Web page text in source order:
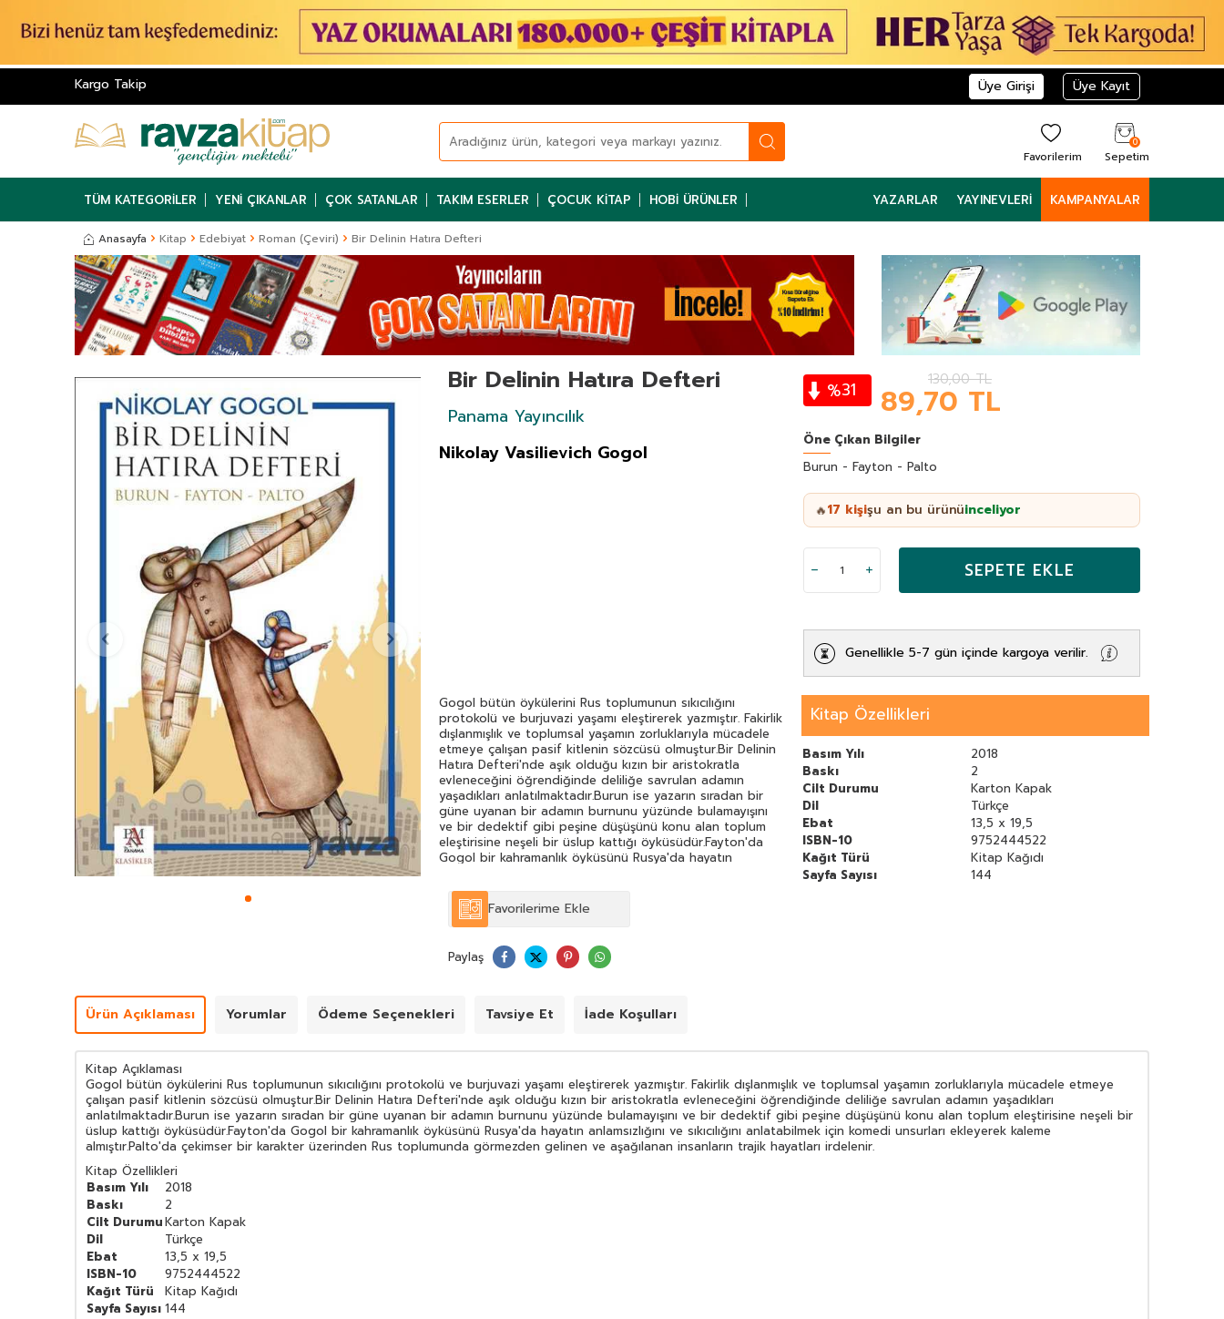
Kargo Takip Üye Girişi Üye Kayıt
Favorilerim
0
Sepetim
TÜM KATEGORILER YENI ÇIKANLAR ÇOK SATANLAR TAKIM ESERLER ÇOCUK KITAP HOBI ÜRÜNLER YAZARLAR YAYINEVLERI KAMPANYALAR
Anasayfa Kitap Edebiyat Roman (Çeviri) Bir Delinin Hatıra Defteri
Bir Delinin Hatıra Defteri
Panama Yayıncılık
Nikolay Vasilievich Gogol
%31 130,00TL
89,70 TL
Öne Çıkan Bilgiler
Burun - Fayton - Palto
🔥17 kişişu an bu ürünüinceliyor
SEPETE EKLE
Genellikle 5-7 gün içinde kargoya verilir.
Gogol bütün öykülerini Rus toplumunun sıkıcılığını
protokolü ve burjuvazi yaşamı eleştirerek yazmıştır. Fakirlik
dışlanmışlık ve toplumsal yaşamın zorluklarıyla mücadele
etmeye çalışan pasif kitlenin sözcüsü olmuştur.Bir Delinin
Hatıra Defteri'nde aşık olduğu kızın bir aristokratla
evleneceğini öğrendiğinde deliliğe savrulan adamın
yaşadıkları anlatılmaktadır.Burun ise yazarın sıradan bir
güne uyanan bir adamın burnunu yüzünde bulamayışını
ve bir dedektif gibi peşine düşüşünü konu alan toplum
eleştirisine neşeli bir üslup kattığı öyküsüdür.Fayton'da
Gogol bir kahramanlık öyküsünü Rusya'da hayatın
unsurları ekleyerek kaleme almıştır.Palto'da çekimser bir
karakter üzerinden Rus toplumunda görmezden gelinen
ve aşağılanan insanların trajik hayatları irdelenir.
Kitap Özellikleri
Basım Yılı
2018
Baskı
2
Cilt Durumu
Karton Kapak
Dil
Türkçe
Ebat
13,5 x 19,5
ISBN-10
9752444522
Kağıt Türü
Kitap Kağıdı
Sayfa Sayısı
144
Favorilerime Ekle
Paylaş
Ürün Açıklaması Yorumlar Ödeme Seçenekleri Tavsiye Et İade Koşulları
Kitap Açıklaması
Gogol bütün öykülerini Rus toplumunun sıkıcılığını protokolü ve burjuvazi yaşamı eleştirerek yazmıştır. Fakirlik dışlanmışlık ve toplumsal yaşamın zorluklarıyla mücadele etmeye
çalışan pasif kitlenin sözcüsü olmuştur.Bir Delinin Hatıra Defteri'nde aşık olduğu kızın bir aristokratla evleneceğini öğrendiğinde deliliğe savrulan adamın yaşadıkları
anlatılmaktadır.Burun ise yazarın sıradan bir güne uyanan bir adamın burnunu yüzünde bulamayışını ve bir dedektif gibi peşine düşüşünü konu alan toplum eleştirisine neşeli bir
üslup kattığı öyküsüdür.Fayton'da Gogol bir kahramanlık öyküsünü Rusya'da hayatın anlamsızlığını ve sıkıcılığını anlatabilmek için komedi unsurları ekleyerek kaleme
almıştır.Palto'da çekimser bir karakter üzerinden Rus toplumunda görmezden gelinen ve aşağılanan insanların trajik hayatları irdelenir.
Kitap Özellikleri
Basım Yılı
2018
Baskı
2
Cilt DurumuKarton Kapak
Dil
Türkçe
Ebat
13,5 x 19,5
ISBN-10
9752444522
Kağıt Türü
Kitap Kağıdı
Sayfa Sayısı 144